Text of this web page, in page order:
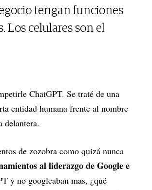
tengan funciones
Los celulares son el
ChatGPT. Se traté de una
entidad humana frente al nombre
delantera.
de zozobra como quizá nunca
al liderazgo de Google e
y no googleaban mas, ¿qué